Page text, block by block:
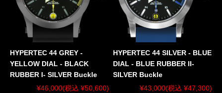
HYPERTEC 44 GREY -
YELLOW DIAL - BLACK
RUBBER I- SILVER Buckle
¥46,000(税込 ¥50,600)
HYPERTEC 44 SILVER - BLUE
DIAL - BLUE RUBBER II-
SILVER Buckle
¥43,000(税込 ¥47,300)